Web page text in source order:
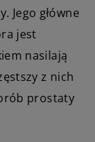
Jego główne
jest
nasilają
z nich
prostaty